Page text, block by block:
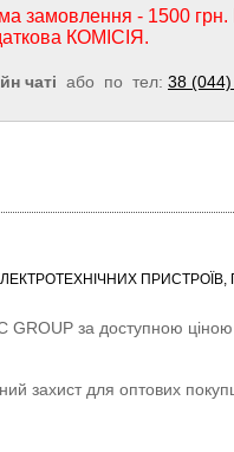
замовлення - 1500
КОМІСІЯ.
чаті або по тел: 38
ПРИСТРОЇВ,
GROUP за доступною ціною
захист для оптових